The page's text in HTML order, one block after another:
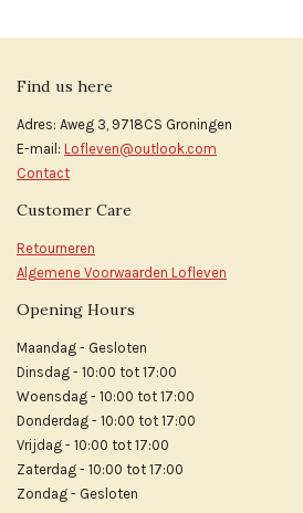
Find us here
Adres: Aweg 3, 9718CS Groningen
E-mail: Lofleven@outlook.com
Contact
Customer Care
Retourneren
Algemene Voorwaarden Lofleven
Opening Hours
Maandag - Gesloten
Dinsdag - 10:00 tot 17:00
Woensdag - 10:00 tot 17:00
Donderdag - 10:00 tot 17:00
Vrijdag - 10:00 tot 17:00
Zaterdag - 10:00 tot 17:00
Zondag - Gesloten